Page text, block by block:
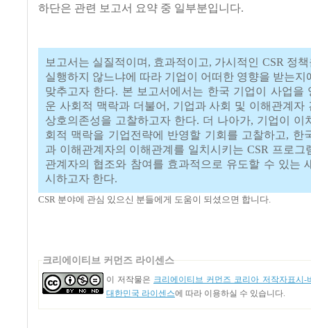
하단은 관련 보고서 요약 중 일부분입니다.
보고서는 실질적이며, 효과적이고, 가시적인 CSR 정
실행하지 않느냐에 따라 기업이 어떠한 영향을 받는지
맞추고자 한다. 본 보고서에서는 한국 기업이 사업을
운 사회적 맥락과 더불어, 기업과 사회 및 이해관계자
상호의존성을 고찰하고자 한다. 더 나아가, 기업이 이
회적 맥락을 기업전략에 반영할 기회를 고찰하고, 한
과 이해관계자의 이해관계를 일치시키는 CSR 프로그
관계자의 협조와 참여를 효과적으로 유도할 수 있는
시하고자 한다.
CSR 분야에 관심 있으신 분들에게 도움이 되셨으면 합니다.
크리에이티브 커먼즈 라이센스
이 저작물은 크리에이티브 커먼즈 코리아 저작자표시-
대한민국 라이센스에 따라 이용하실 수 있습니다.